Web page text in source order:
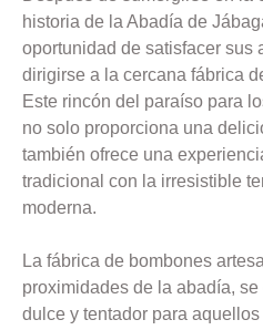
historia de la Abadía de
oportunidad de satisfacer sus
dirigirse a la cercana fábrica
Este rincón del paraíso para
no solo proporciona una
también ofrece una
tradicional con la irresistible
moderna.
La fábrica de bombones
proximidades de la abadía,
dulce y tentador para